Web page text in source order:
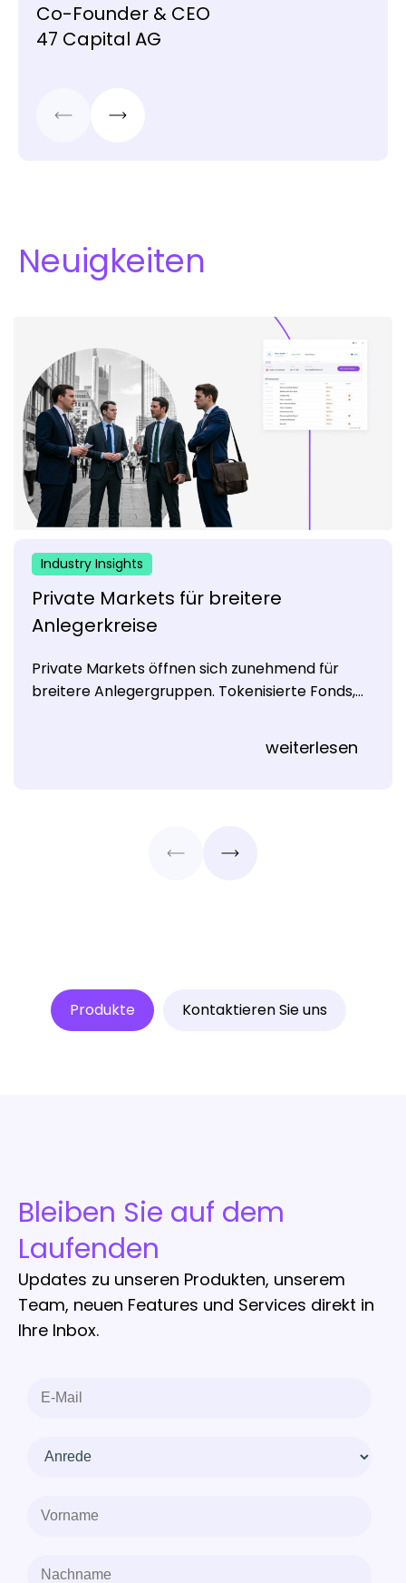
Co-Founder & CEO
47 Capital AG
Neuigkeiten
Industry Insights
Private Markets für breitere
Anlegerkreise
Private Markets öffnen sich zunehmend für
breitere Anlegergruppen. Tokenisierte Fonds,...
weiterlesen
Produkte Kontaktieren Sie uns
Bleiben Sie auf dem
Laufenden
Updates zu unseren Produkten, unserem
Team, neuen Features und Services direkt in
Ihre Inbox.